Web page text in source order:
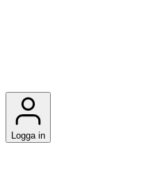
Logga in